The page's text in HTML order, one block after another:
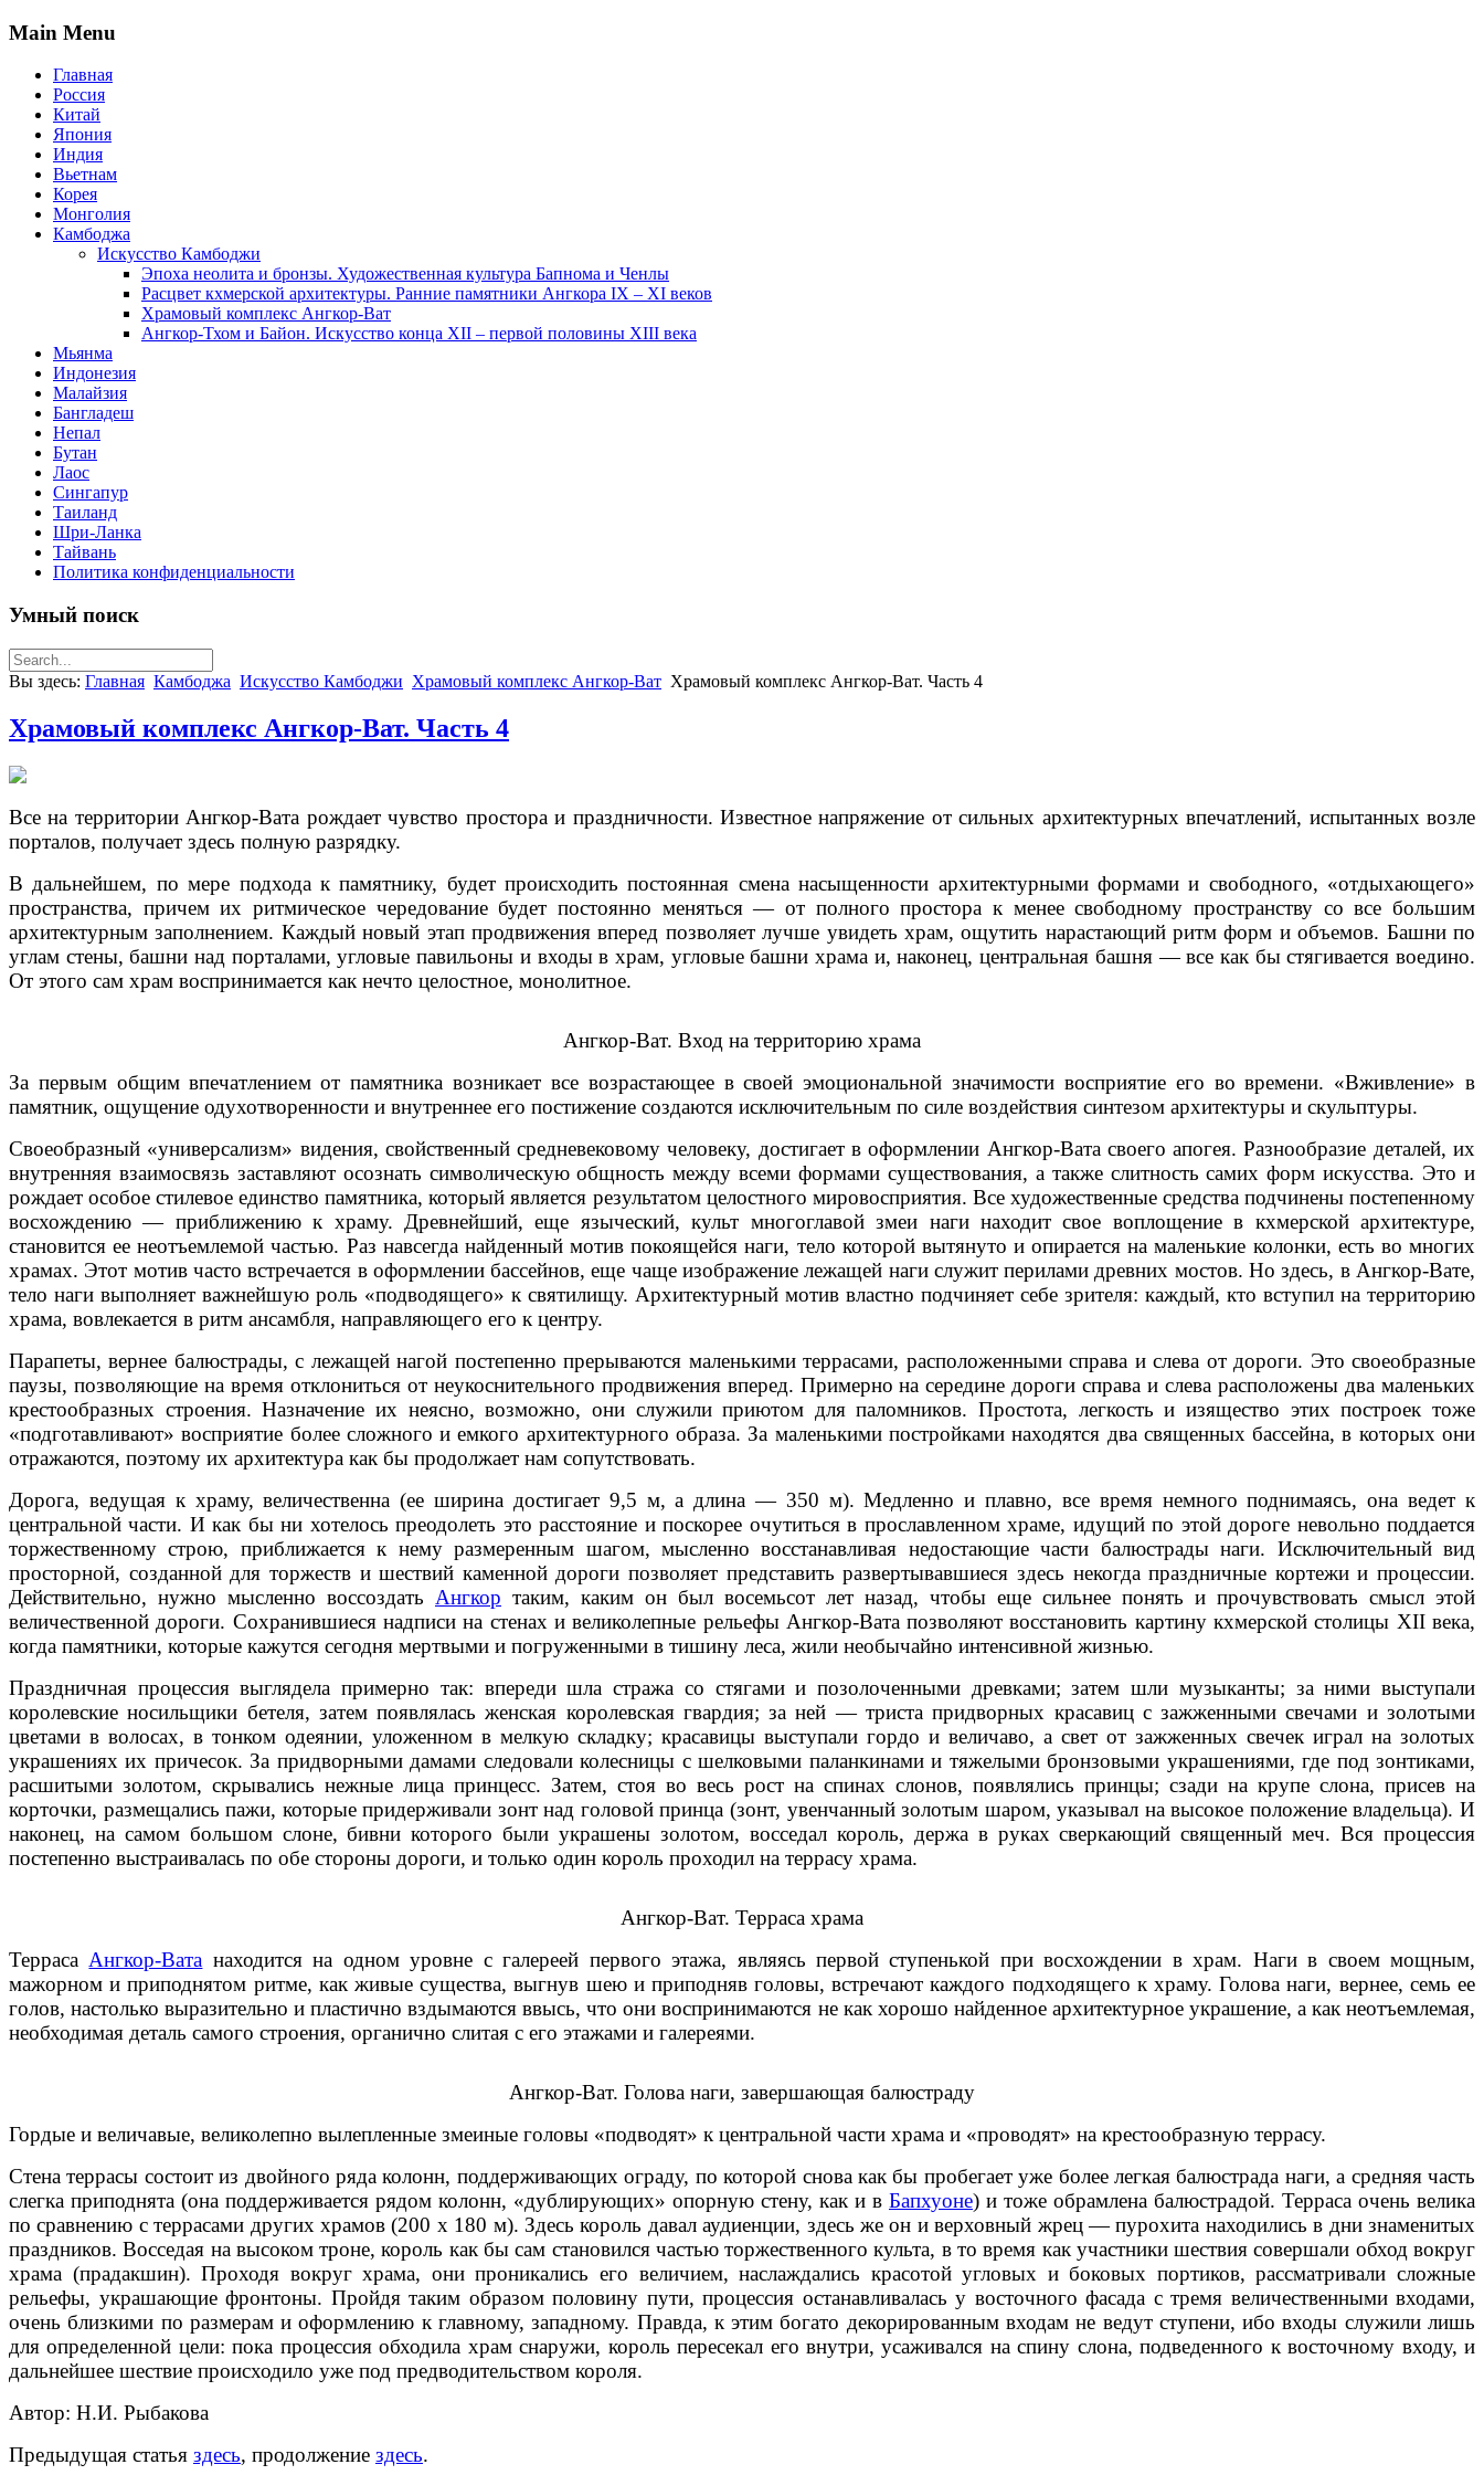
Main Menu
Главная
Россия
Китай
Япония
Индия
Вьетнам
Корея
Монголия
Камбоджа
Искусство Камбоджи
Эпоха неолита и бронзы. Художественная культура Бапнома и Ченлы
Расцвет кхмерской архитектуры. Ранние памятники Ангкора IX – XI веков
Храмовый комплекс Ангкор-Ват
Ангкор-Тхом и Байон. Искусство конца XII – первой половины XIII века
Мьянма
Индонезия
Малайзия
Бангладеш
Непал
Бутан
Лаос
Сингапур
Таиланд
Шри-Ланка
Тайвань
Политика конфиденциальности
Умный поиск
Вы здесь: Главная Камбоджа Искусство Камбоджи Храмовый комплекс Ангкор-Ват Храмовый комплекс Ангкор-Ват. Часть 4
Храмовый комплекс Ангкор-Ват. Часть 4
Все на территории Ангкор-Вата рождает чувство простора и праздничности. Известное напряжение от сильных архитектурных впечатлений, испытанных возле
порталов, получает здесь полную разрядку.
В дальнейшем, по мере подхода к памятнику, будет происходить постоянная смена насыщенности архитектурными формами и свободного, «отдыхающего»
пространства, причем их ритмическое чередование будет постоянно меняться — от полного простора к менее свободному пространству со все большим
архитектурным заполнением. Каждый новый этап продвижения вперед позволяет лучше увидеть храм, ощутить нарастающий ритм форм и объемов. Башни по
углам стены, башни над порталами, угловые павильоны и входы в храм, угловые башни храма и, наконец, центральная башня — все как бы стягивается воедино.
От этого сам храм воспринимается как нечто целостное, монолитное.
Ангкор-Ват. Вход на территорию храма
За первым общим впечатлением от памятника возникает все возрастающее в своей эмоциональной значимости восприятие его во времени. «Вживление» в
памятник, ощущение одухотворенности и внутреннее его постижение создаются исключительным по силе воздействия синтезом архитектуры и скульптуры.
Своеобразный «универсализм» видения, свойственный средневековому человеку, достигает в оформлении Ангкор-Вата своего апогея. Разнообразие деталей, их
внутренняя взаимосвязь заставляют осознать символическую общность между всеми формами существования, а также слитность самих форм искусства. Это и
рождает особое стилевое единство памятника, который является результатом целостного мировосприятия. Все художественные средства подчинены постепенному
восхождению — приближению к храму. Древнейший, еще языческий, культ многоглавой змеи наги находит свое воплощение в кхмерской архитектуре,
становится ее неотъемлемой частью. Раз навсегда найденный мотив покоящейся наги, тело которой вытянуто и опирается на маленькие колонки, есть во многих
храмах. Этот мотив часто встречается в оформлении бассейнов, еще чаще изображение лежащей наги служит перилами древних мостов. Но здесь, в Ангкор-Вате,
тело наги выполняет важнейшую роль «подводящего» к святилищу. Архитектурный мотив властно подчиняет себе зрителя: каждый, кто вступил на территорию
храма, вовлекается в ритм ансамбля, направляющего его к центру.
Парапеты, вернее балюстрады, с лежащей нагой постепенно прерываются маленькими террасами, расположенными справа и слева от дороги. Это своеобразные
паузы, позволяющие на время отклониться от неукоснительного продвижения вперед. Примерно на середине дороги справа и слева расположены два маленьких
крестообразных строения. Назначение их неясно, возможно, они служили приютом для паломников. Простота, легкость и изящество этих построек тоже
«подготавливают» восприятие более сложного и емкого архитектурного образа. За маленькими постройками находятся два священных бассейна, в которых они
отражаются, поэтому их архитектура как бы продолжает нам сопутствовать.
Дорога, ведущая к храму, величественна (ее ширина достигает 9,5 м, а длина — 350 м). Медленно и плавно, все время немного поднимаясь, она ведет к
центральной части. И как бы ни хотелось преодолеть это расстояние и поскорее очутиться в прославленном храме, идущий по этой дороге невольно поддается
торжественному строю, приближается к нему размеренным шагом, мысленно восстанавливая недостающие части балюстрады наги. Исключительный вид
просторной, созданной для торжеств и шествий каменной дороги позволяет представить развертывавшиеся здесь некогда праздничные кортежи и процессии.
Действительно, нужно мысленно воссоздать Ангкор таким, каким он был восемьсот лет назад, чтобы еще сильнее понять и прочувствовать смысл этой
величественной дороги. Сохранившиеся надписи на стенах и великолепные рельефы Ангкор-Вата позволяют восстановить картину кхмерской столицы XII века,
когда памятники, которые кажутся сегодня мертвыми и погруженными в тишину леса, жили необычайно интенсивной жизнью.
Праздничная процессия выглядела примерно так: впереди шла стража со стягами и позолоченными древками; затем шли музыканты; за ними выступали
королевские носильщики бетеля, затем появлялась женская королевская гвардия; за ней — триста придворных красавиц с зажженными свечами и золотыми
цветами в волосах, в тонком одеянии, уложенном в мелкую складку; красавицы выступали гордо и величаво, а свет от зажженных свечек играл на золотых
украшениях их причесок. За придворными дамами следовали колесницы с шелковыми паланкинами и тяжелыми бронзовыми украшениями, где под зонтиками,
расшитыми золотом, скрывались нежные лица принцесс. Затем, стоя во весь рост на спинах слонов, появлялись принцы; сзади на крупе слона, присев на
корточки, размещались пажи, которые придерживали зонт над головой принца (зонт, увенчанный золотым шаром, указывал на высокое положение владельца). И
наконец, на самом большом слоне, бивни которого были украшены золотом, восседал король, держа в руках сверкающий священный меч. Вся процессия
постепенно выстраивалась по обе стороны дороги, и только один король проходил на террасу храма.
Ангкор-Ват. Терраса храма
Терраса Ангкор-Вата находится на одном уровне с галереей первого этажа, являясь первой ступенькой при восхождении в храм. Наги в своем мощным,
мажорном и приподнятом ритме, как живые существа, выгнув шею и приподняв головы, встречают каждого подходящего к храму. Голова наги, вернее, семь ее
голов, настолько выразительно и пластично вздымаются ввысь, что они воспринимаются не как хорошо найденное архитектурное украшение, а как неотъемлемая,
необходимая деталь самого строения, органично слитая с его этажами и галереями.
Ангкор-Ват. Голова наги, завершающая балюстраду
Гордые и величавые, великолепно вылепленные змеиные головы «подводят» к центральной части храма и «проводят» на крестообразную террасу.
Стена террасы состоит из двойного ряда колонн, поддерживающих ограду, по которой снова как бы пробегает уже более легкая балюстрада наги, а средняя часть
слегка приподнята (она поддерживается рядом колонн, «дублирующих» опорную стену, как и в Бапхуоне) и тоже обрамлена балюстрадой. Терраса очень велика
по сравнению с террасами других храмов (200 х 180 м). Здесь король давал аудиенции, здесь же он и верховный жрец — пурохита находились в дни знаменитых
праздников. Восседая на высоком троне, король как бы сам становился частью торжественного культа, в то время как участники шествия совершали обход вокруг
храма (прадакшин). Проходя вокруг храма, они проникались его величием, наслаждались красотой угловых и боковых портиков, рассматривали сложные
рельефы, украшающие фронтоны. Пройдя таким образом половину пути, процессия останавливалась у восточного фасада с тремя величественными входами,
очень близкими по размерам и оформлению к главному, западному. Правда, к этим богато декорированным входам не ведут ступени, ибо входы служили лишь
для определенной цели: пока процессия обходила храм снаружи, король пересекал его внутри, усаживался на спину слона, подведенного к восточному входу, и
дальнейшее шествие происходило уже под предводительством короля.
Автор: Н.И. Рыбакова
Предыдущая статья здесь, продолжение здесь.